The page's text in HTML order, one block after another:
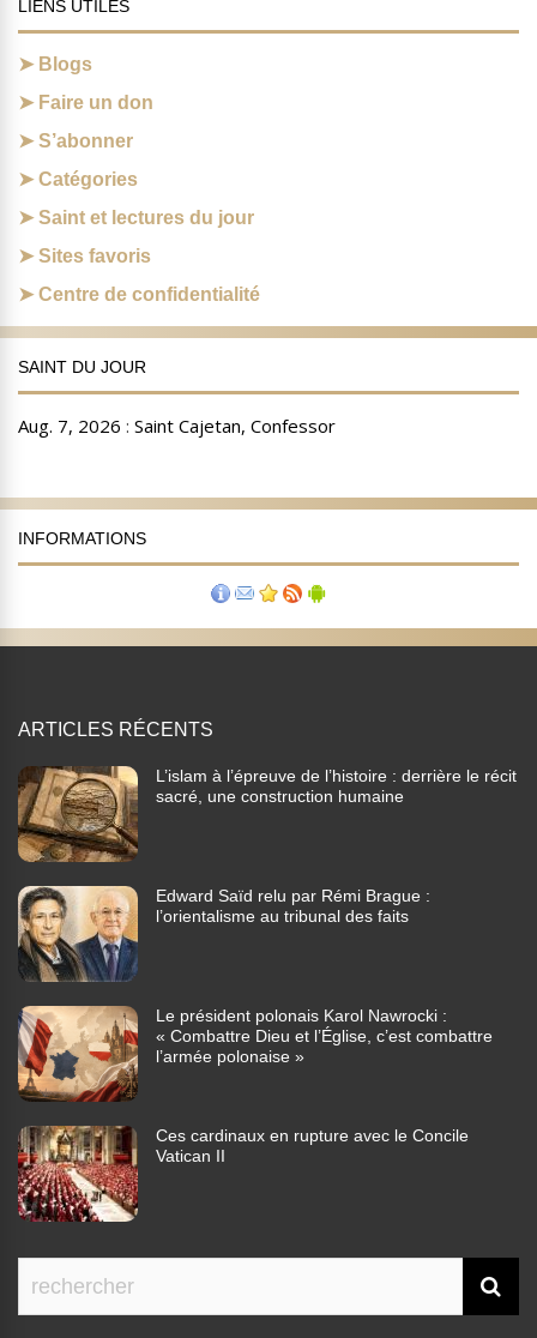
LIENS UTILES
Blogs
Faire un don
S’abonner
Catégories
Saint et lectures du jour
Sites favoris
Centre de confidentialité
SAINT DU JOUR
INFORMATIONS
ARTICLES RÉCENTS
L’islam à l’épreuve de l’histoire : derrière le récit
sacré, une construction humaine
Edward Saïd relu par Rémi Brague :
l’orientalisme au tribunal des faits
Le président polonais Karol Nawrocki :
« Combattre Dieu et l’Église, c’est combattre
l’armée polonaise »
Ces cardinaux en rupture avec le Concile
Vatican II